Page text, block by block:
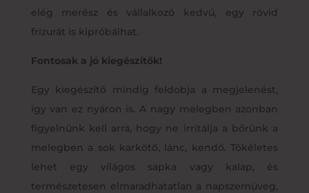
elég merész és vállalkozó kedvű, egy rövid
frizurát is kipróbálhat.
Fontosak a jó kiegészítők!
Egy kiegészítő mindig feldobja a megjelenést,
így van ez nyáron is. A nagy melegben azonban
figyelnünk kell arra, hogy ne irritálja a bőrünk a
melegben a sok karkötő, lánc, kendő. Tökéletes
lehet egy világos sapka vagy kalap, és
természetesen elmaradhatatlan a napszemüveg,